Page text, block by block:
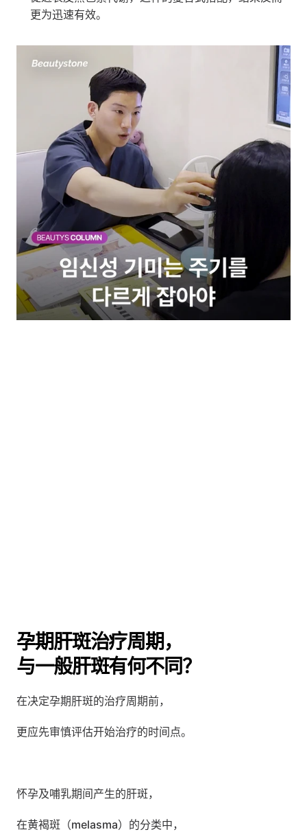
更为迅速有效。
孕期肝斑治疗周期，
与一般肝斑有何不同？
在决定孕期肝斑的治疗周期前，
更应先审慎评估开始治疗的时间点。
怀孕及哺乳期间产生的肝斑，
在黄褐斑（melasma）的分类中，